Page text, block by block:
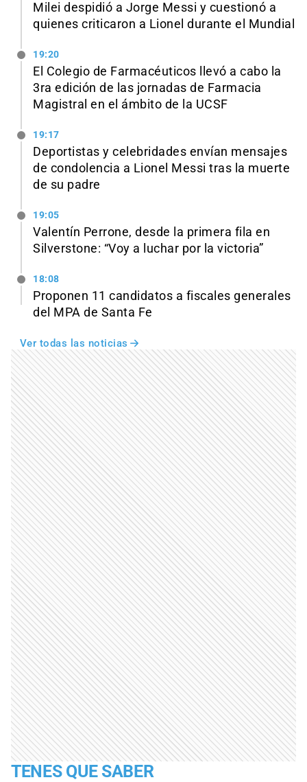
Milei despidió a Jorge Messi y cuestionó a
quienes criticaron a Lionel durante el Mundial
19:20
El Colegio de Farmacéuticos llevó a cabo la
3ra edición de las jornadas de Farmacia
Magistral en el ámbito de la UCSF
19:17
Deportistas y celebridades envían mensajes
de condolencia a Lionel Messi tras la muerte
de su padre
19:05
Valentín Perrone, desde la primera fila en
Silverstone: “Voy a luchar por la victoria”
18:08
Proponen 11 candidatos a fiscales generales
del MPA de Santa Fe
Ver todas las noticias
TENES QUE SABER